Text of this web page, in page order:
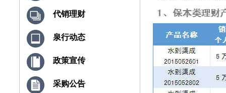
代销理财
泉行动态
政策宣传
采购公告